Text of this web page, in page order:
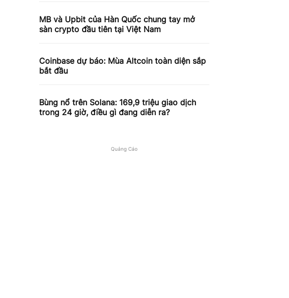
MB và Upbit của Hàn Quốc chung tay mở
sàn crypto đầu tiên tại Việt Nam
Coinbase dự báo: Mùa Altcoin toàn diện sắp
bắt đầu
Bùng nổ trên Solana: 169,9 triệu giao dịch
trong 24 giờ, điều gì đang diễn ra?
Quảng Cáo